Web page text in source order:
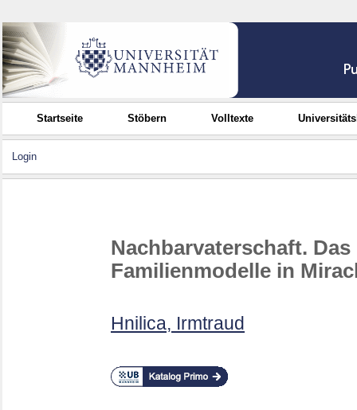
Startseite Stöbern Volltexte
Login
Nachbarvaterschaft.
Familienmodelle in
Hnilica, Irmtraud